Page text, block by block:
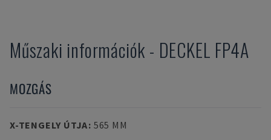
Műszaki információk - DECKEL FP4A
MOZGÁS
X-TENGELY ÚTJA: 565 MM